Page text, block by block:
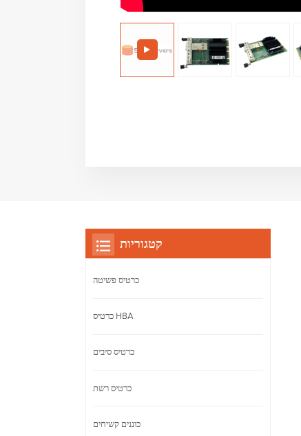
קטגוריות
כרטיס פשיטה
כרטיס HBA
כרטיס סיבים
כרטיס רשת
כוננים קשיחים